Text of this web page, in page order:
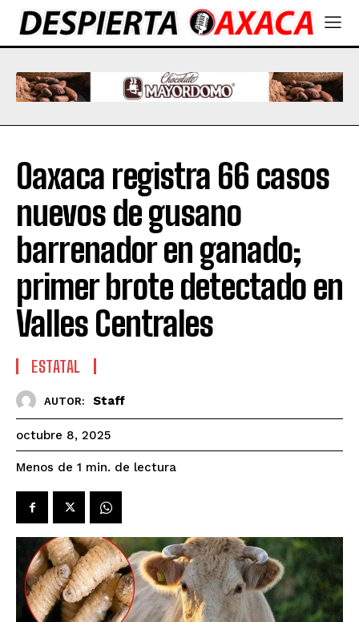
Oaxaca registra 66 casos
nuevos de gusano
barrenador en ganado;
primer brote detectado en
Valles Centrales
ESTATAL
AUTOR: Staff
octubre 8, 2025
Menos de 1 min. de lectura